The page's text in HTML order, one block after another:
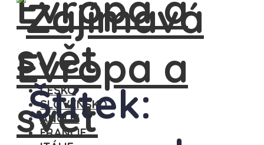
ČESKO
SLOVENSKO
ANGLIE
FRANCIE
Štítek: